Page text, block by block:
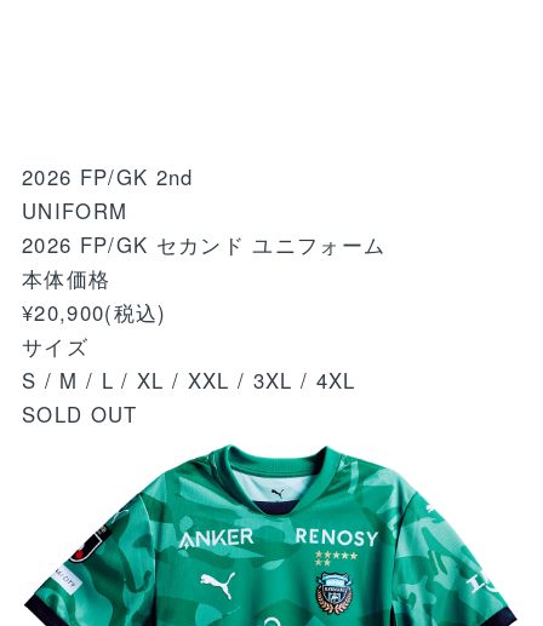
2026 FP/GK 2nd
UNIFORM
2026 FP/GK セカンド ユニフォーム
本体価格
¥20,900(税込)
サイズ
S / M / L / XL / XXL / 3XL / 4XL
SOLD OUT